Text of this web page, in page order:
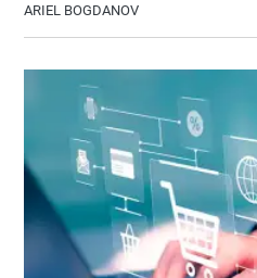
ARIEL BOGDANOV